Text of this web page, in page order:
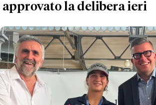
approvato la delibera ieri